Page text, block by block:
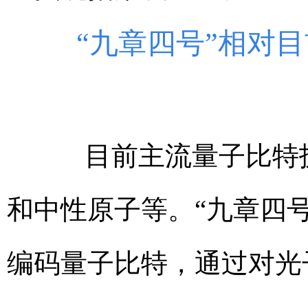
“九章四号”相对目
目前主流量子比特
和中性原子等。“九章四
编码量子比特，通过对